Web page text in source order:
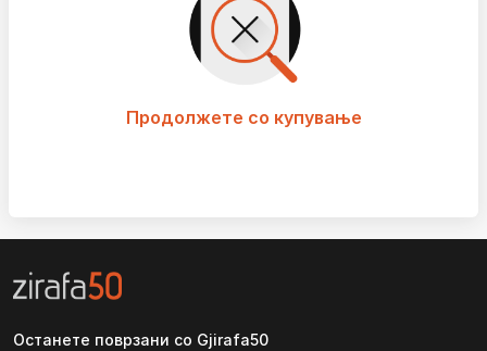
Продолжете со купување
Останете поврзани со Gjirafa50